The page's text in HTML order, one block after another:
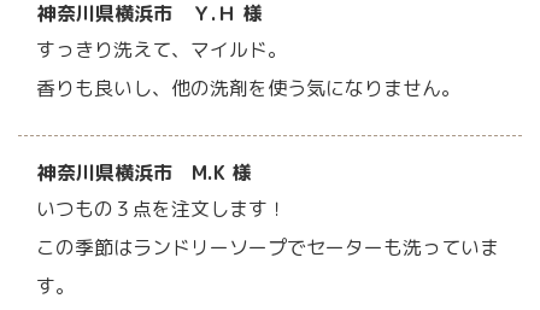
神奈川県横浜市 Ｙ.Ｈ 様
すっきり洗えて、マイルド。
香りも良いし、他の洗剤を使う気になりません。
神奈川県横浜市 M.K 様
いつもの３点を注文します！
この季節はランドリーソープでセーターも洗っていま
す。